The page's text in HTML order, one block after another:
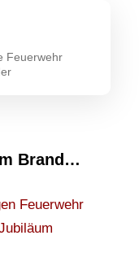
Feuerwehr
Brand…
Feuerwehr